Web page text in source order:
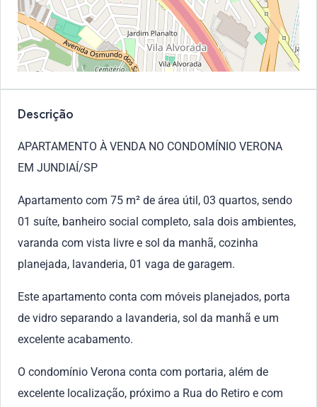
Descrição
APARTAMENTO À VENDA NO CONDOMÍNIO VERONA
EM JUNDIAÍ/SP
Apartamento com 75 m² de área útil, 03 quartos, sendo
01 suíte, banheiro social completo, sala dois ambientes,
varanda com vista livre e sol da manhã, cozinha
planejada, lavanderia, 01 vaga de garagem.
Este apartamento conta com móveis planejados, porta
de vidro separando a lavanderia, sol da manhã e um
excelente acabamento.
O condomínio Verona conta com portaria, além de
excelente localização, próximo a Rua do Retiro e com